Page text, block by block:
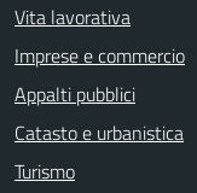
Vita lavorativa
Imprese e commercio
Appalti pubblici
Catasto e urbanistica
Turismo